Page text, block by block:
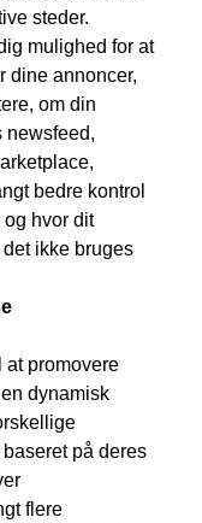
steder.
mulighed for at
dine annoncer,
om din
newsfeed,
bedre kontrol
hvor dit
ikke bruges
promovere
dynamisk
på deres
flere